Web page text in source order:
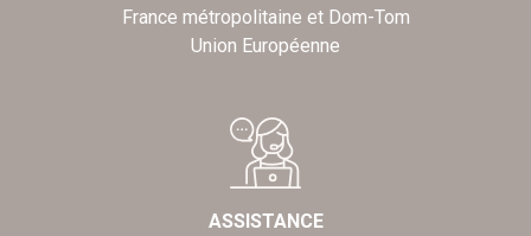
France métropolitaine et Dom-Tom
Union Européenne
ASSISTANCE